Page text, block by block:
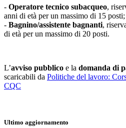
- Operatore tecnico subacqueo,
anni di età per un massimo di 15 posti;
- Bagnino/assistente bagnanti,
di età per un massimo di 20 posti.
L’avviso pubblico e la domanda di
scaricabili da Politiche del lavoro:
CQC
Ultimo aggiornamento